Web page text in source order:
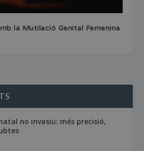
la Mutilació Genital Femenina
no invasiu: més precisió,